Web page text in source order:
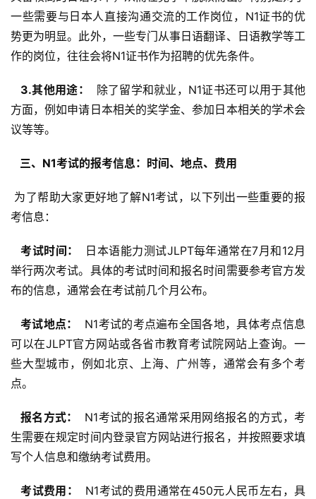
一些需要与日本人直接沟通交流的工作岗位，N1证书的优
势更为明显。此外，一些专门从事日语翻译、日语教学等工
作的岗位，往往会将N1证书作为招聘的优先条件。
  3.其他用途：
除了留学和就业，N1证书还可以用于其他
方面，例如申请日本相关的奖学金、参加日本相关的学术会
议等等。
  三、N1考试的报考信息：时间、地点、费用
考信息：
  考试时间：
日本语能力测试JLPT每年通常在7月和12月
举行两次考试。具体的考试时间和报名时间需要参考官方发
布的信息，通常会在考试前几个月公布。
  考试地点：
N1考试的考点遍布全国各地，具体考点信息
可以在JLPT官方网站或各省市教育考试院网站上查询。一
些大型城市，例如北京、上海、广州等，通常会有多个考
点。
  报名方式：
N1考试的报名通常采用网络报名的方式，考
生需要在规定时间内登录官方网站进行报名，并按照要求填
写个人信息和缴纳考试费用。
  考试费用：
N1考试的费用通常在450元人民币左右，具